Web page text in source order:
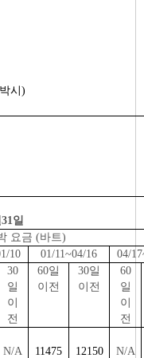
시)
일
요금 (바트)
10 01/11~04/16
04/
30
일
이
전
60일
이전
30일
이전
60
일
이
전
N/A 11475 12150 N/A